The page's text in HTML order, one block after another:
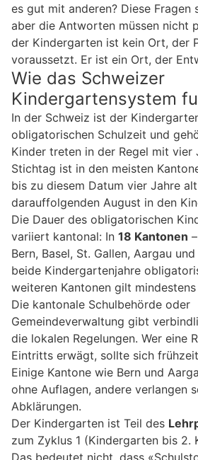
es gut mit anderen? Diese Fragen
aber die Antworten müssen nicht
der Kindergarten ist kein Ort, der
voraussetzt. Er ist ein Ort, der
Wie das Schweizer
Kindergartensystem
In der Schweiz ist der
obligatorischen Schulzeit und
Kinder treten in der Regel mit vier
Stichtag ist in den meisten
bis zu diesem Datum vier Jahre
darauffolgenden August in den
Die Dauer des obligatorischen
variiert kantonal: In 18 Kantonen
Bern, Basel, St. Gallen, Aargau
beide Kindergartenjahre
weiteren Kantonen gilt
Die kantonale Schulbehörde oder
Gemeindeverwaltung gibt
die lokalen Regelungen. Wer eine
Eintritts erwägt, sollte sich
Einige Kantone wie Bern und
ohne Auflagen, andere verlangen
Abklärungen.
Der Kindergarten ist Teil des
zum Zyklus 1 (Kindergarten bis 2.